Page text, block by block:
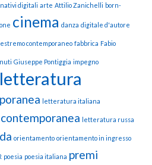
digitali arte Attilio Zanichelli born-
cinema danza digitale d'autore
estremo contemporaneo fabbrica Fabio
Giuseppe Pontiggia impegno
letteratura
letteratura italiana
letteratura russa
orientamento orientamento in ingresso
poesia poesia italiana premi